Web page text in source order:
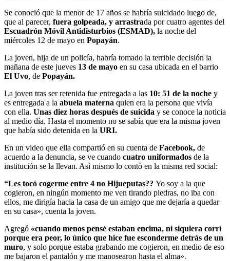
Se conoció que la menor de 17 años se habría suicidado luego de,
que al parecer, fuera golpeada, y arrastrada por cuatro agentes del
Escuadrón Móvil Antidisturbios (ESMAD), la noche del
miércoles 12 de mayo en Popayán.
La joven, hija de un policía, habría tomado la terrible decisión la
mañana de este jueves 13 de mayo en su casa ubicada en el barrio
El Uvo, de Popayán.
La joven tras ser retenida fue entregada a las 10: 51 de la noche y
es entregada a la abuela materna quien era la persona que vivía
con ella. Unas diez horas después de suicida y se conoce la noticia
al medio día. Hasta el momento no se sabía que era la misma joven
que había sido detenida en la URI.
En un video que ella compartió en su cuenta de Facebook, de
acuerdo a la denuncia, se ve cuando cuatro uniformados de la
institución se la llevan. Asì mismo lo contò en la misma red social:
“Les tocó cogerme entre 4 no Hijueputas?? Yo soy a la que
cogieron, en ningún momento me ven tirando piedras, no iba con
ellos, me dirigía hacia la casa de un amigo que me dejaría a quedar
en su casa», cuenta la joven.
Agregó «cuando menos pensé estaban encima, ni siquiera corrí
porque era peor, lo único que hice fue esconderme detrás de un
muro, y solo porque estaba grabando me cogieron, en medio de eso
me bajaron el pantalón y me manosearon hasta el alma».